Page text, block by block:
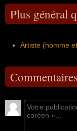
Plus général
Artiste (homme
Commentaires